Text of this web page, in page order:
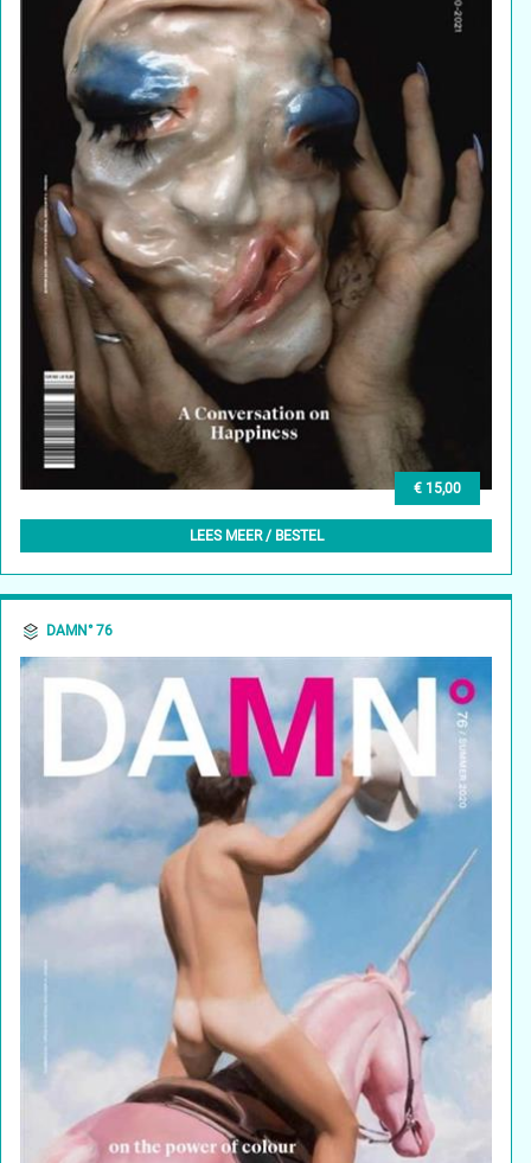
€ 15,00
DAMN° 77 – WINTER 2021
LEES MEER / BESTEL
DAMN° 76